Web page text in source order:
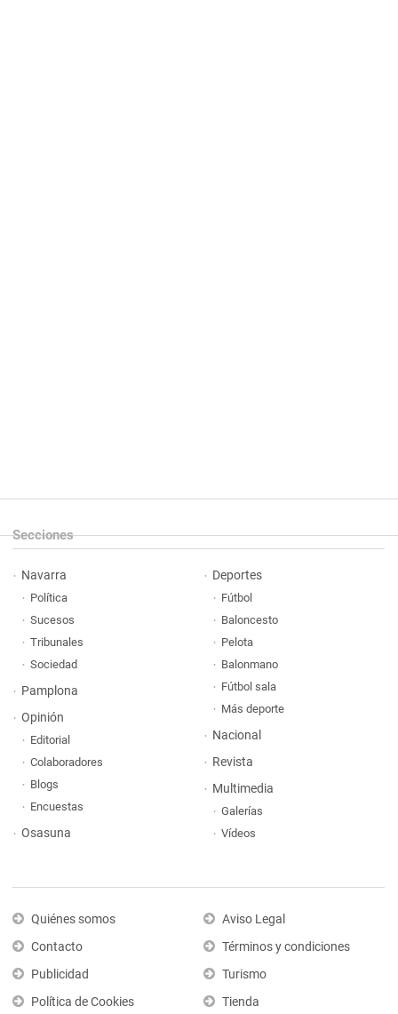
Secciones
Navarra
Política
Sucesos
Tribunales
Sociedad
Pamplona
Opinión
Editorial
Colaboradores
Blogs
Encuestas
Osasuna
Deportes
Fútbol
Baloncesto
Pelota
Balonmano
Fútbol sala
Más deporte
Nacional
Revista
Multimedia
Galerías
Vídeos
Quiénes somos
Contacto
Publicidad
Política de Cookies
Aviso Legal
Términos y condiciones
Turismo
Tienda